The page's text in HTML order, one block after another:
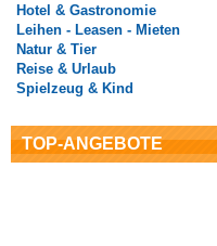
Hotel & Gastronomie
Leihen - Leasen - Mieten
Natur & Tier
Reise & Urlaub
Spielzeug & Kind
TOP-ANGEBOTE